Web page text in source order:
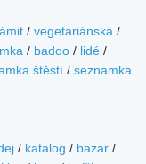
/ vegetariánská /
/ badoo / lidé /
štěstí / seznamka
/ katalog / bazar /